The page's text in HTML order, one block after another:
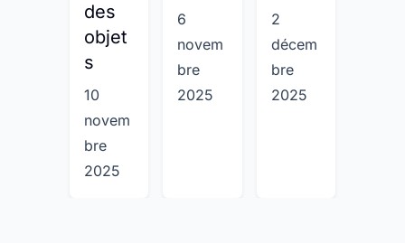
des
objet
s
10
novem
bre
2025
6
novem
bre
2025
2
décem
bre
2025